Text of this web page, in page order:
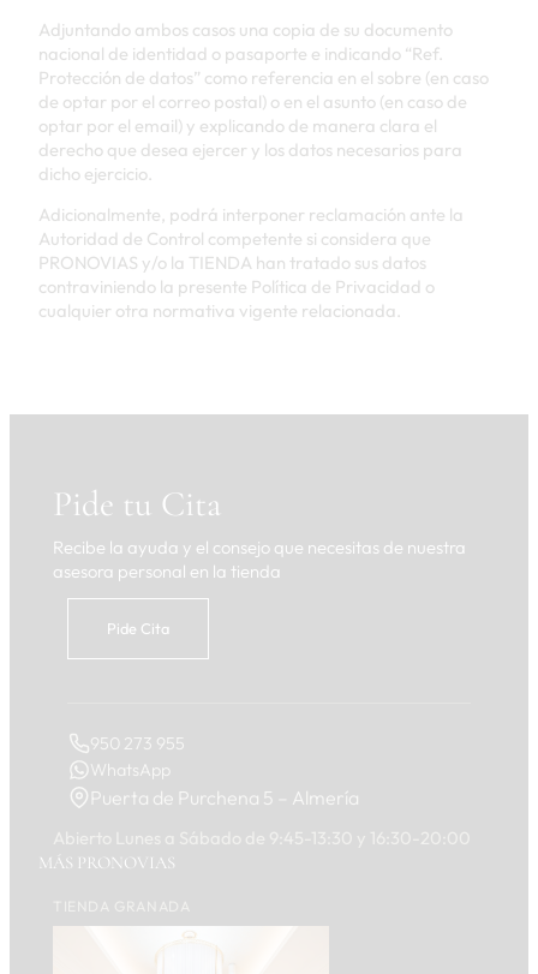
Adjuntando ambos casos una copia de su documento
nacional de identidad o pasaporte e indicando “Ref.
Protección de datos” como referencia en el sobre (en caso
de optar por el correo postal) o en el asunto (en caso de
optar por el email) y explicando de manera clara el
derecho que desea ejercer y los datos necesarios para
dicho ejercicio.
Adicionalmente, podrá interponer reclamación ante la
Autoridad de Control competente si considera que
PRONOVIAS y/o la TIENDA han tratado sus datos
contraviniendo la presente Política de Privacidad o
cualquier otra normativa vigente relacionada.
Pide tu Cita
Recibe la ayuda y el consejo que necesitas de nuestra
asesora personal en la tienda
Pide Cita
950 273 955
WhatsApp
Puerta de Purchena 5 – Almería
MÁS PRONOVIAS